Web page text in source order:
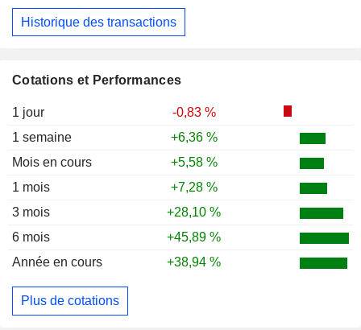
Cotations et Performances
1 jour
-0,83 %
1 semaine
+6,36 %
Mois en cours
+5,58 %
1 mois
+7,28 %
3 mois
+28,10 %
6 mois
+45,89 %
Année en cours
+38,94 %
Plus de cotations
Historique des transactions